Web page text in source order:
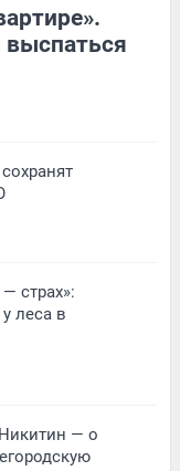
выспаться
страх»:
леса в
— о